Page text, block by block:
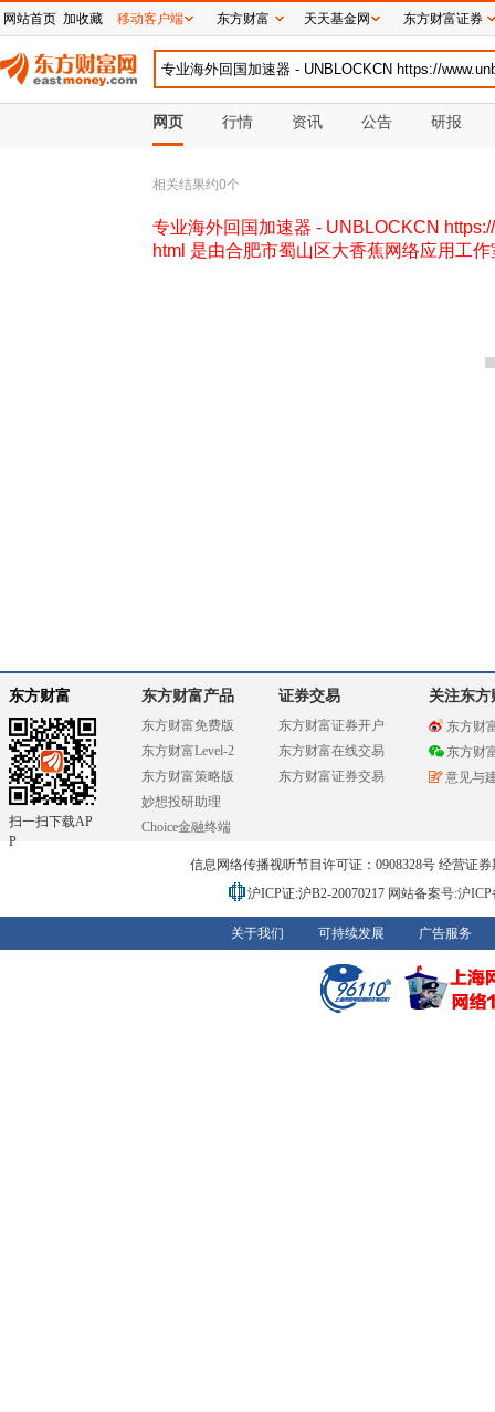
网页 行情 资讯 公告 研报
相关结果约0个
专业海外回国加速器 - UNBLOCKCN
html 是由合肥市蜀山区大香蕉网络应用工作
东方财富
扫一扫下载AP
P
东方财富产品
东方财富免费版
东方财富Level-2
东方财富策略版
妙想投研助理
Choice金融终端
证券交易
东方财富证券开户
东方财富在线交易
东方财富证券交易
关注东方
东方财
东方财
意见与
信息网络传播视听节目许可证：0908328号 经营证
沪ICP证:沪B2-20070217 网站备案号:沪
关于我们 可持续发展 广告服务
网站首页 加收藏 移动客户端 东方财富 天天基金网 东方财富证券